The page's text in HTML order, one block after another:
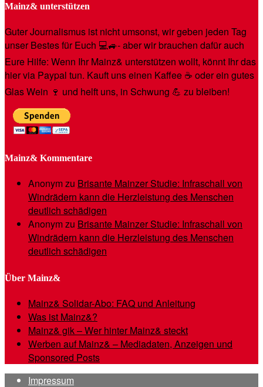
Mainz& unterstützen
Guter Journalismus ist nicht umsonst, wir geben jeden Tag
unser Bestes für Euch 💻🚙- aber wir brauchen dafür auch
Eure Hilfe: Wenn Ihr Mainz& unterstützen wollt, könnt Ihr das
hier via Paypal tun. Kauft uns einen Kaffee ☕️ oder ein gutes
Glas Wein 🍷 und helft uns, in Schwung 💪 zu bleiben!
Mainz& Kommentare
Anonymzu Brisante Mainzer Studie: Infraschall von
Windrädern kann die Herzleistung des Menschen
deutlich schädigen
Anonymzu Brisante Mainzer Studie: Infraschall von
Windrädern kann die Herzleistung des Menschen
deutlich schädigen
Über Mainz&
Mainz& Solidar-Abo: FAQ und Anleitung
Was ist Mainz&?
Mainz& gik – Wer hinter Mainz& steckt
Werben auf Mainz& – Mediadaten, Anzeigen und
Sponsored Posts
Impressum